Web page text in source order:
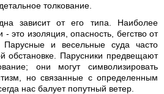
толкование.
зависит от его типа. Наиболее
это изоляция, опасность, бегство от
Парусные и весельные суда часто
обстановке. Парусники предвещают
они могут символизировать
но связанные с определенным
нас балует попутный ветер.